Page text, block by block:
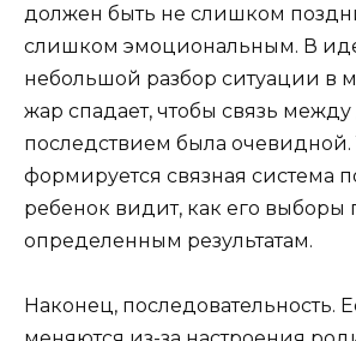
должен быть не слишком
слишком эмоциональным. В
небольшой разбор ситуации в
жар спадает, чтобы связь
последствием была очевидной.
формируется связная система
ребенок видит, как его выборы
определенным результатам.
Наконец, последовательность.